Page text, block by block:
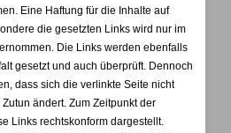
Eine Haftung für die Inhalte auf
die gesetzten Links wird nur im
Die Links werden ebenfalls
gesetzt und auch überprüft. Dennoch
dass sich die verlinkte Seite nicht
ändert. Zum Zeitpunkt der
Links rechtskonform dargestellt.